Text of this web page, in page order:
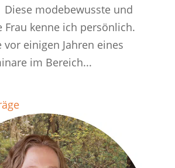
Diese modebewusste und
Frau kenne ich persönlich.
vor einigen Jahren eines
im Bereich...